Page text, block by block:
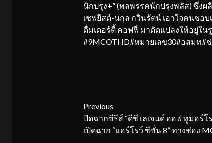
นักปรุง+” (พลพรรคนักปรุงพลัส) ซึ่งผ
เชฟยีสต์-นกุล กวินรัตน์ เอาใจคนชอ
ดื่มเดอร์ตี้ คอฟฟี่ มาดัดแปลงให้อยู่ใน
#9MCOTHD#หมายเลข30#อสมท#
Continue
Reading
Previous
ปิดฉากซีรีส์ “ดีซี เลเจนด์ ออฟ ทูมอร์โ
เปิดฉาก “แอร์โรว์ ซีซั่น 8” ทางช่อง